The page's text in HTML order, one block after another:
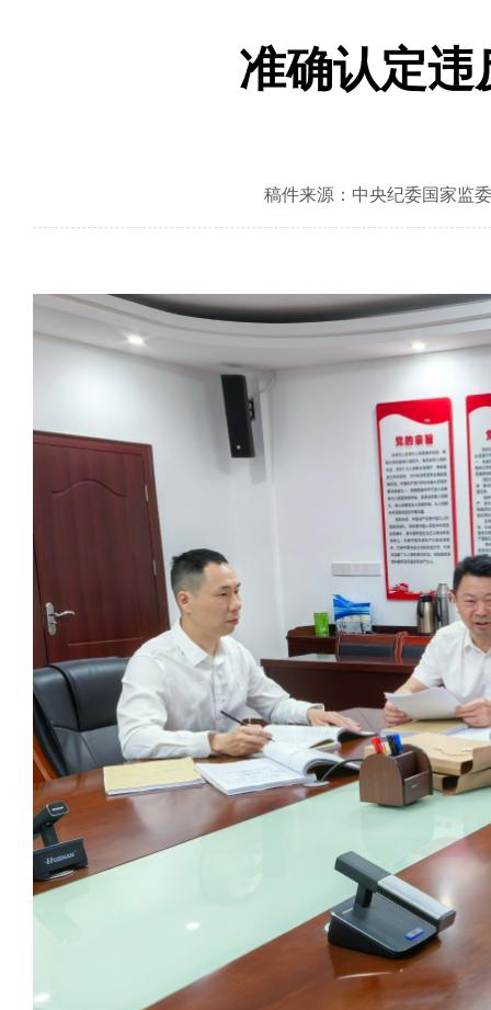
准确认定违
稿件来源：中央纪委国家监